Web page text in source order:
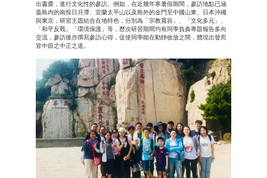
出書齋，進行文化性的參訪。例如，在近幾年寒暑假期間，參訪地點已涵
蓋島內的南投日月潭、宜蘭太平山以及島外的金門至中國山東、日本沖繩
與東京，研習主題結合在地特色，分別為「宗教寬容」、「文化多元」、
「和平反戰」「環境保護」等，歷次研習期間均有同學負責專題報告多向
交流，參訪後亦撰寫參訪心得，促使同學能在動靜收放之間，體現出發而
皆中節之中正之道。